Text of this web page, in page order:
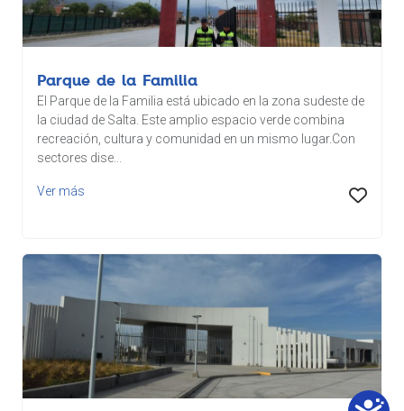
Parque de la Familia
El Parque de la Familia está ubicado en la zona sudeste de
la ciudad de Salta. Este amplio espacio verde combina
recreación, cultura y comunidad en un mismo lugar.Con
sectores dise...
Ver más